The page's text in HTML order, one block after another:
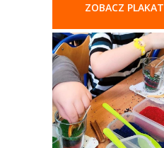
ZOBACZ PLAKAT